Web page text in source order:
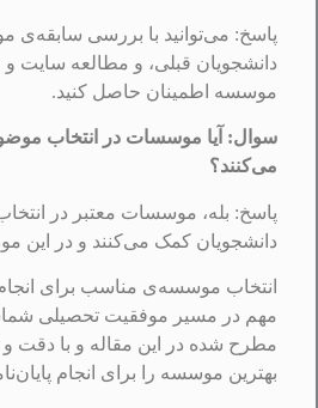
پاسخ: می‌توانید با بررسی
دانشجویان قبلی، و مطالعه سایت و
موسسه اطمینان حاصل کنید.
سوال: آیا موسسات در انتخاب
می‌کنند؟
پاسخ: بله، موسسات معتبر در
دانشجویان کمک می‌کنند و در این
انتخاب موسسه‌ی مناسب برای انجام
مهم در مسیر موفقیت تحصیلی
مطرح شده در این مقاله و با دقت و
بهترین موسسه را برای انجام